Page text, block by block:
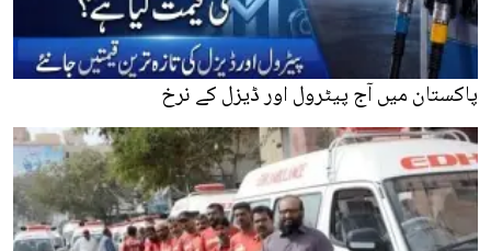
پاکستان میں آج پیٹرول اور ڈیزل کے نرخ